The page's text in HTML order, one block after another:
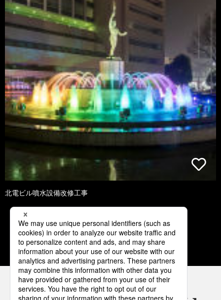
北電ビル噴水設備改修工事
1 2 3 4 5
パナソニックの電気設備 SNSアカウント